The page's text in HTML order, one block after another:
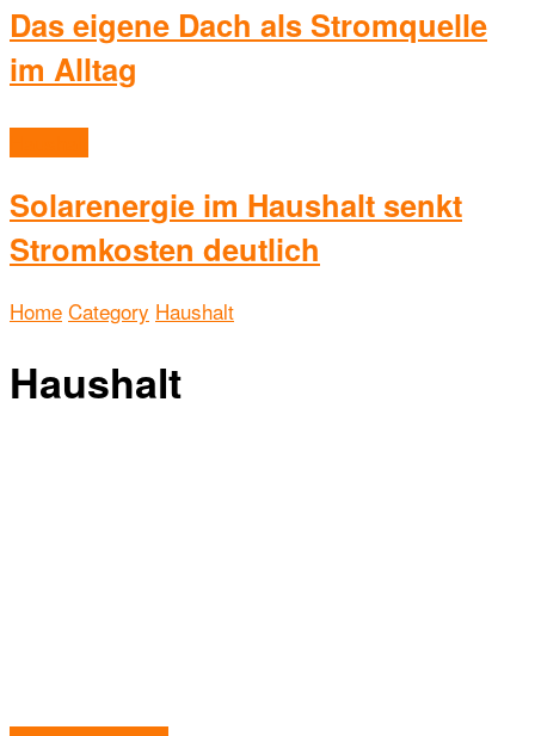
Das eigene Dach als Stromquelle
im Alltag
Solarenergie im Haushalt senkt
Stromkosten deutlich
Home Category Haushalt
Haushalt